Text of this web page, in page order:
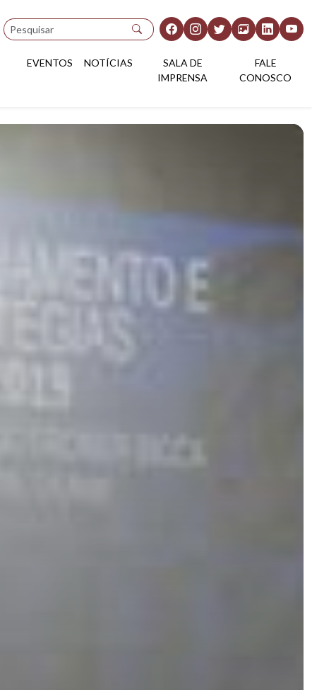
Pesquisar
EVENTOS NOTÍCIAS
SALA DE
IMPRENSA
FALE
CONOSCO